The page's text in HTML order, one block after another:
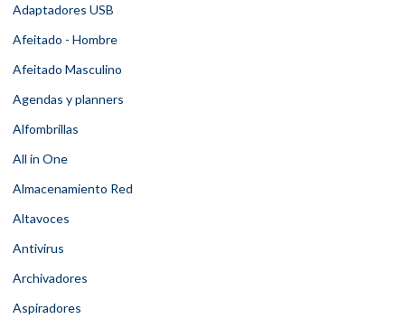
Adaptadores USB
Afeitado - Hombre
Afeitado Masculino
Agendas y planners
Alfombrillas
All in One
Almacenamiento Red
Altavoces
Antivirus
Archivadores
Aspiradores